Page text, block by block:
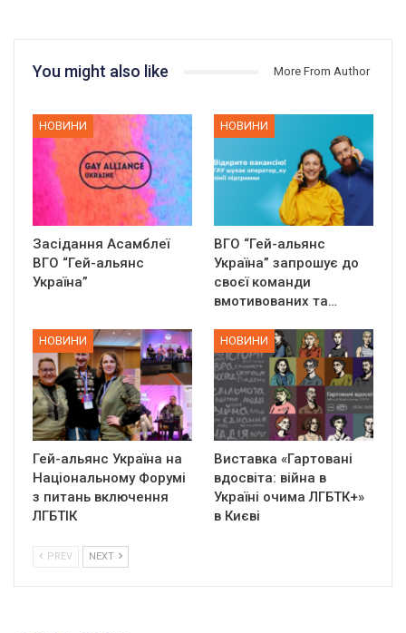
You might also like More From Author
НОВИНИ
Засідання Асамблеї
ВГО “Гей-альянс
Україна”
НОВИНИ
ВГО “Гей-альянс
Україна” запрошує до
своєї команди
вмотивованих та…
НОВИНИ
Гей-альянс Україна на
Національному Форумі
з питань включення
ЛГБТІК
НОВИНИ
Виставка «Гартовані
вдосвіта: війна в
Україні очима ЛГБТК+»
в Києві
PREV NEXT